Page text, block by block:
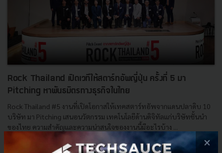
Rock Thailand เปิดเวทีให้สตาร์ทอัพญี่ปุ่น ครั้งที่ 5 มา
Pitching หาพันธมิตรทางธุรกิจในไทย
Rock Thailand #5 งานที่เปิดโอกาสให้เทคสตาร์ทอัพจากแดนปลาดิบ 10
บริษัท มา Pitching เสนอนวัตกรรม เทคโนโลยีด้านดิจิทัลแก่บริษัทชั้นนำ
ของไทย ความสำคัญและความน่าสนใจของงานนี้มีอะไรบ้าง ...
| ByTechsauce Team
×